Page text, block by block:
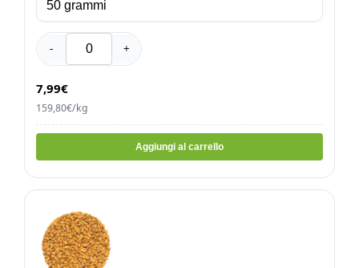
- +
7,99€
159,80€/kg
Aggiungi al carrello